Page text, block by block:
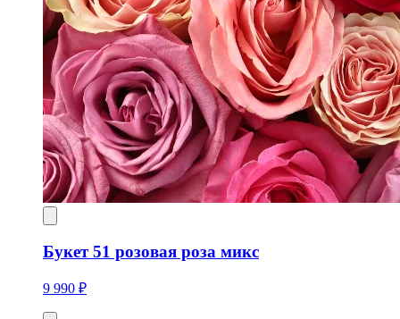
Букет 51 розовая роза микс
9 990 ₽